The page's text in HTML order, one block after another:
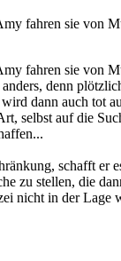
fahren sie von
fahren sie von
denn
dann auch tot
selbst auf die
schafft er
zu stellen, die
nicht in der Lage